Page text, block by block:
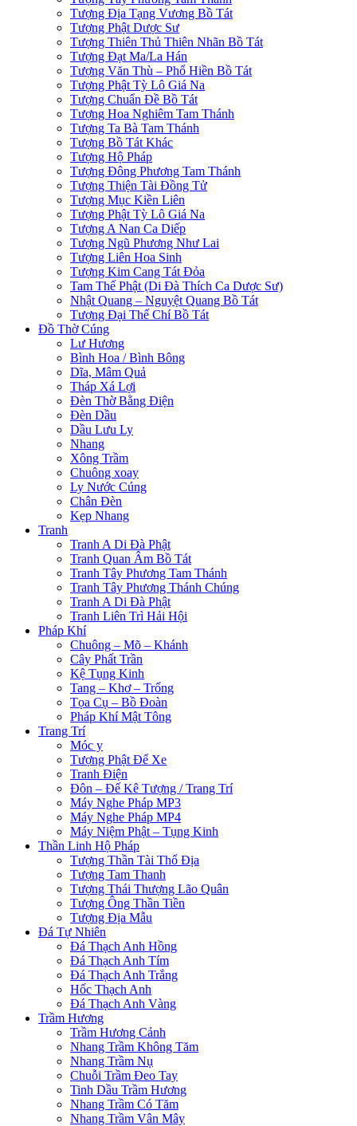
Tượng Địa Tạng Vương Bồ Tát
Tượng Phật Dược Sư
Tượng Thiên Thủ Thiên Nhãn Bồ Tát
Tượng Đạt Ma/La Hán
Tượng Văn Thù – Phổ Hiền Bồ Tát
Tượng Phật Tỳ Lô Giá Na
Tượng Chuẩn Đề Bồ Tát
Tượng Hoa Nghiêm Tam Thánh
Tượng Ta Bà Tam Thánh
Tượng Bồ Tát Khác
Tượng Hộ Pháp
Tượng Đông Phương Tam Thánh
Tượng Thiện Tài Đồng Tử
Tượng Mục Kiền Liên
Tượng Phật Tỳ Lô Giá Na
Tượng A Nan Ca Diếp
Tượng Ngũ Phương Như Lai
Tượng Liên Hoa Sinh
Tượng Kim Cang Tát Đỏa
Tam Thế Phật (Di Đà Thích Ca Dược Sư)
Nhật Quang – Nguyệt Quang Bồ Tát
Tượng Đại Thế Chí Bồ Tát
Đồ Thờ Cúng
Lư Hương
Bình Hoa / Bình Bông
Dĩa, Mâm Quả
Tháp Xá Lợi
Đèn Thờ Bằng Điện
Đèn Dầu
Dầu Lưu Ly
Nhang
Xông Trầm
Chuông xoay
Ly Nước Cúng
Chân Đèn
Kẹp Nhang
Tranh
Tranh A Di Đà Phật
Tranh Quan Âm Bồ Tát
Tranh Tây Phương Tam Thánh
Tranh Tây Phương Thánh Chúng
Tranh A Di Đà Phật
Tranh Liên Trì Hải Hội
Pháp Khí
Chuông – Mõ – Khánh
Cây Phất Trần
Kệ Tụng Kinh
Tang – Khơ – Trống
Tọa Cụ – Bồ Đoàn
Pháp Khí Mật Tông
Trang Trí
Móc y
Tượng Phật Để Xe
Tranh Điện
Đôn – Đế Kê Tượng / Trang Trí
Máy Nghe Pháp MP3
Máy Nghe Pháp MP4
Máy Niệm Phật – Tụng Kinh
Thần Linh Hộ Pháp
Tượng Thần Tài Thổ Địa
Tượng Tam Thanh
Tượng Thái Thượng Lão Quân
Tượng Ông Thần Tiền
Tượng Địa Mẫu
Đá Tự Nhiên
Đá Thạch Anh Hồng
Đá Thạch Anh Tím
Đá Thạch Anh Trắng
Hốc Thạch Anh
Đá Thạch Anh Vàng
Trầm Hương
Trầm Hương Cảnh
Nhang Trầm Không Tăm
Nhang Trầm Nụ
Chuỗi Trầm Đeo Tay
Tinh Dầu Trầm Hương
Nhang Trầm Có Tăm
Nhang Trầm Vân Mây